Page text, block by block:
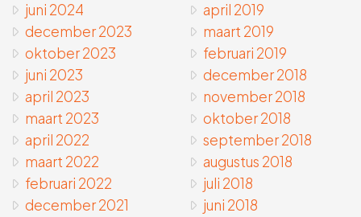
juni 2024
december 2023
oktober 2023
juni 2023
april 2023
maart 2023
april 2022
maart 2022
februari 2022
december 2021
april 2019
maart 2019
februari 2019
december 2018
november 2018
oktober 2018
september 2018
augustus 2018
juli 2018
juni 2018